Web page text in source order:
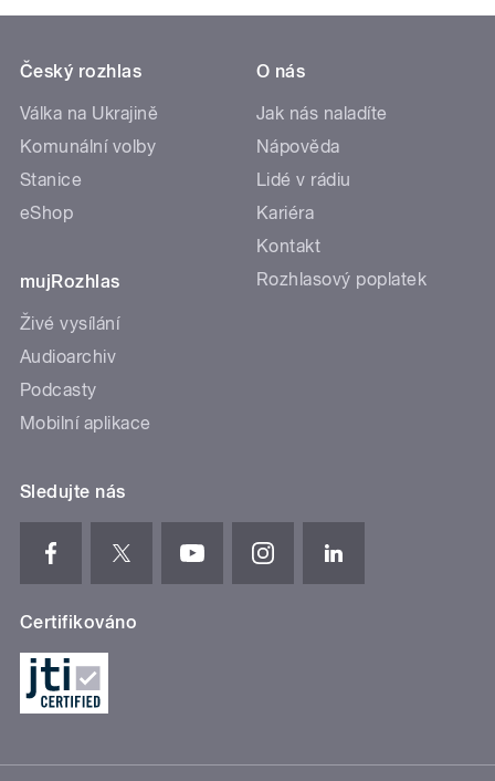
Český rozhlas
Válka na Ukrajině
Komunální volby
Stanice
eShop
mujRozhlas
Živé vysílání
Audioarchiv
Podcasty
Mobilní aplikace
O nás
Jak nás naladíte
Nápověda
Lidé v rádiu
Kariéra
Kontakt
Rozhlasový poplatek
Sledujte nás
Certifikováno